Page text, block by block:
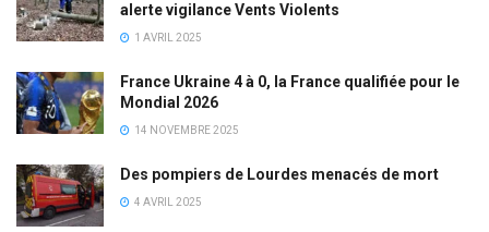
alerte vigilance Vents Violents
1 AVRIL 2025
France Ukraine 4 à 0, la France qualifiée pour le
Mondial 2026
14 NOVEMBRE 2025
Des pompiers de Lourdes menacés de mort
4 AVRIL 2025